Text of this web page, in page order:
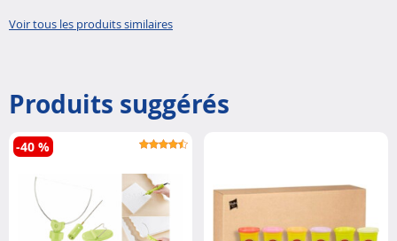
Voir tous les produits similaires
Produits suggérés
-40 %